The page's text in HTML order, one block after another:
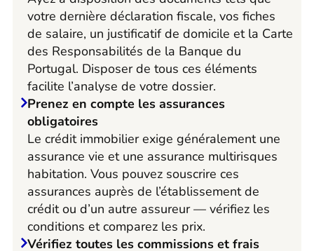
votre dernière déclaration fiscale, vos fiches
de salaire, un justificatif de domicile et la Carte
des Responsabilités de la Banque du
Portugal. Disposer de tous ces éléments
facilite l’analyse de votre dossier.
Prenez en compte les assurances
obligatoires
Le crédit immobilier exige généralement une
assurance vie et une assurance multirisques
habitation. Vous pouvez souscrire ces
assurances auprès de l’établissement de
crédit ou d’un autre assureur — vérifiez les
conditions et comparez les prix.
Vérifiez toutes les commissions et frais